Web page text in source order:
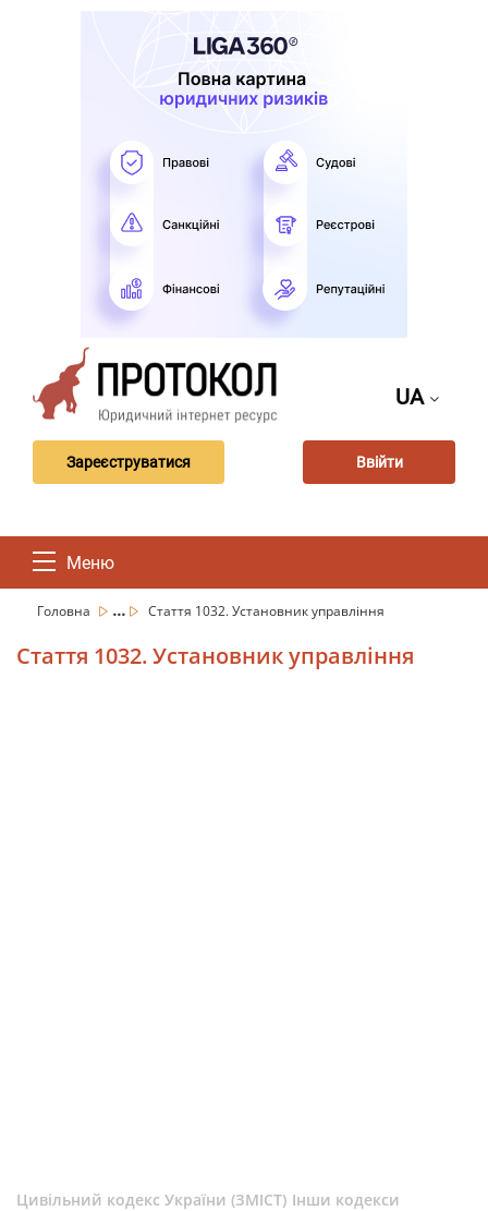
UA
Зареєструватися Ввійти
Меню
Головна ... Стаття 1032. Установник управління
Стаття 1032. Установник управління
Цивільний кодекс України (ЗМІСТ) Інши кодекси